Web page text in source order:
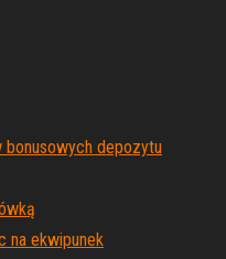
depozytu
na ekwipunek